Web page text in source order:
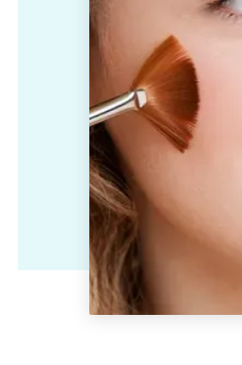
Holle of diepliggende
Neuscorrectie
Acne littekens
verwijderen met fillers
Skinbooster
Ik wil minder verslapping
Ik wil een minder
ingevallen gezicht
Ik wil een jeugdigere
uitstraling
Ik wil een mooier en/of
symmetrischer gezicht